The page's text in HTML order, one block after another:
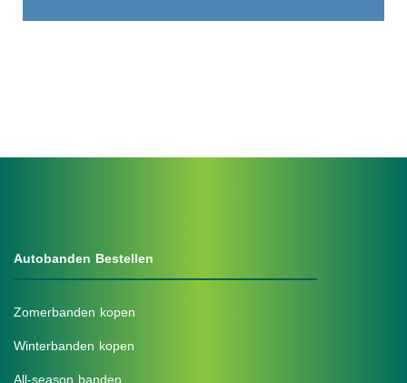
Autobanden Bestellen
Zomerbanden kopen
Winterbanden kopen
All-season banden